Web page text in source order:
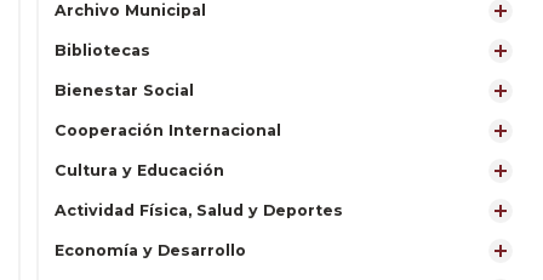
Archivo Municipal
Bibliotecas
Bienestar Social
Cooperación Internacional
Cultura y Educación
Actividad Física, Salud y Deportes
Economía y Desarrollo